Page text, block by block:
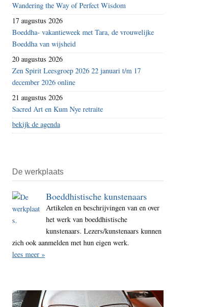
Wandering the Way of Perfect Wisdom
17 augustus 2026
Boeddha- vakantieweek met Tara, de vrouwelijke
Boeddha van wijsheid
20 augustus 2026
Zen Spirit Leesgroep 2026 22 januari t/m 17
december 2026 online
21 augustus 2026
Sacred Art en Kum Nye retraite
bekijk de agenda
De werkplaats
Boeddhistische kunstenaars
Artikelen en beschrijvingen van en over
het werk van boeddhistische
kunstenaars. Lezers/kunstenaars kunnen
zich ook aanmelden met hun eigen werk.
lees meer »